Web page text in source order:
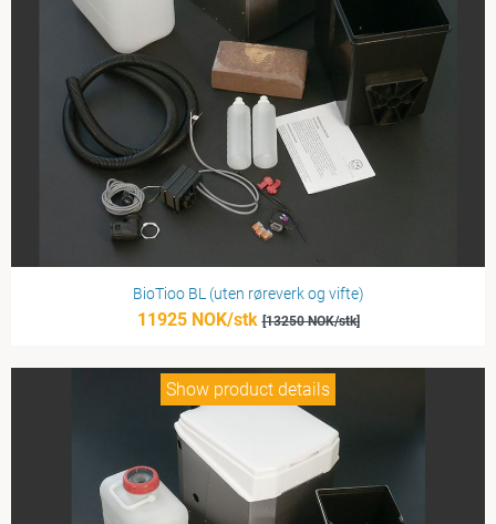
BioTioo BL (uten røreverk og vifte)
11925 NOK/stk [13250 NOK/stk]
Show product details